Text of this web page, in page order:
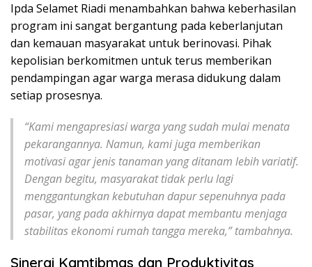
Ipda Selamet Riadi menambahkan bahwa keberhasilan
program ini sangat bergantung pada keberlanjutan
dan kemauan masyarakat untuk berinovasi. Pihak
kepolisian berkomitmen untuk terus memberikan
pendampingan agar warga merasa didukung dalam
setiap prosesnya.
“Kami mengapresiasi warga yang sudah mulai menata
pekarangannya. Namun, kami juga memberikan
motivasi agar jenis tanaman yang ditanam lebih variatif.
Dengan begitu, masyarakat tidak perlu lagi
menggantungkan kebutuhan dapur sepenuhnya pada
pasar, yang pada akhirnya dapat membantu menjaga
stabilitas ekonomi rumah tangga mereka,” tambahnya.
Sinergi Kamtibmas dan Produktivitas